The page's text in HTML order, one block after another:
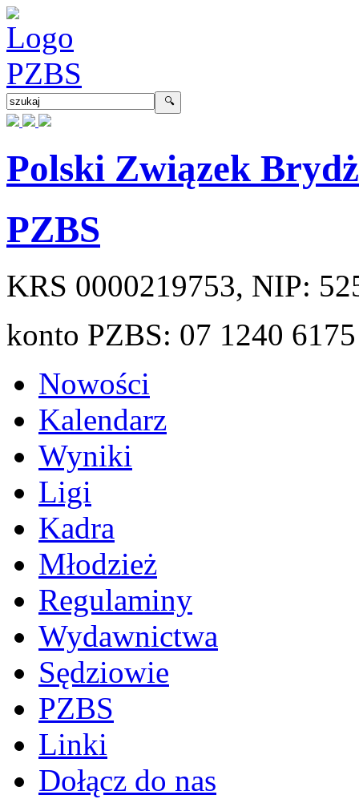
Polski Związek
PZBS
KRS 0000219753, NIP:
konto PZBS: 07 1240
Nowości
Kalendarz
Wyniki
Ligi
Kadra
Młodzież
Regulaminy
Wydawnictwa
Sędziowie
PZBS
Linki
Dołącz do nas